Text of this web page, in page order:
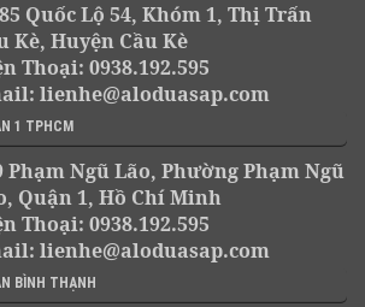
Quốc Lộ 54, Khóm 1, Thị Trấn
Kè, Huyện Cầu Kè
Thoại: 0938.192.595
lienhe@aloduasap.com
1 TPHCM
Phạm Ngũ Lão, Phường Phạm Ngũ
Quận 1, Hồ Chí Minh
Thoại: 0938.192.595
lienhe@aloduasap.com
BÌNH THẠNH